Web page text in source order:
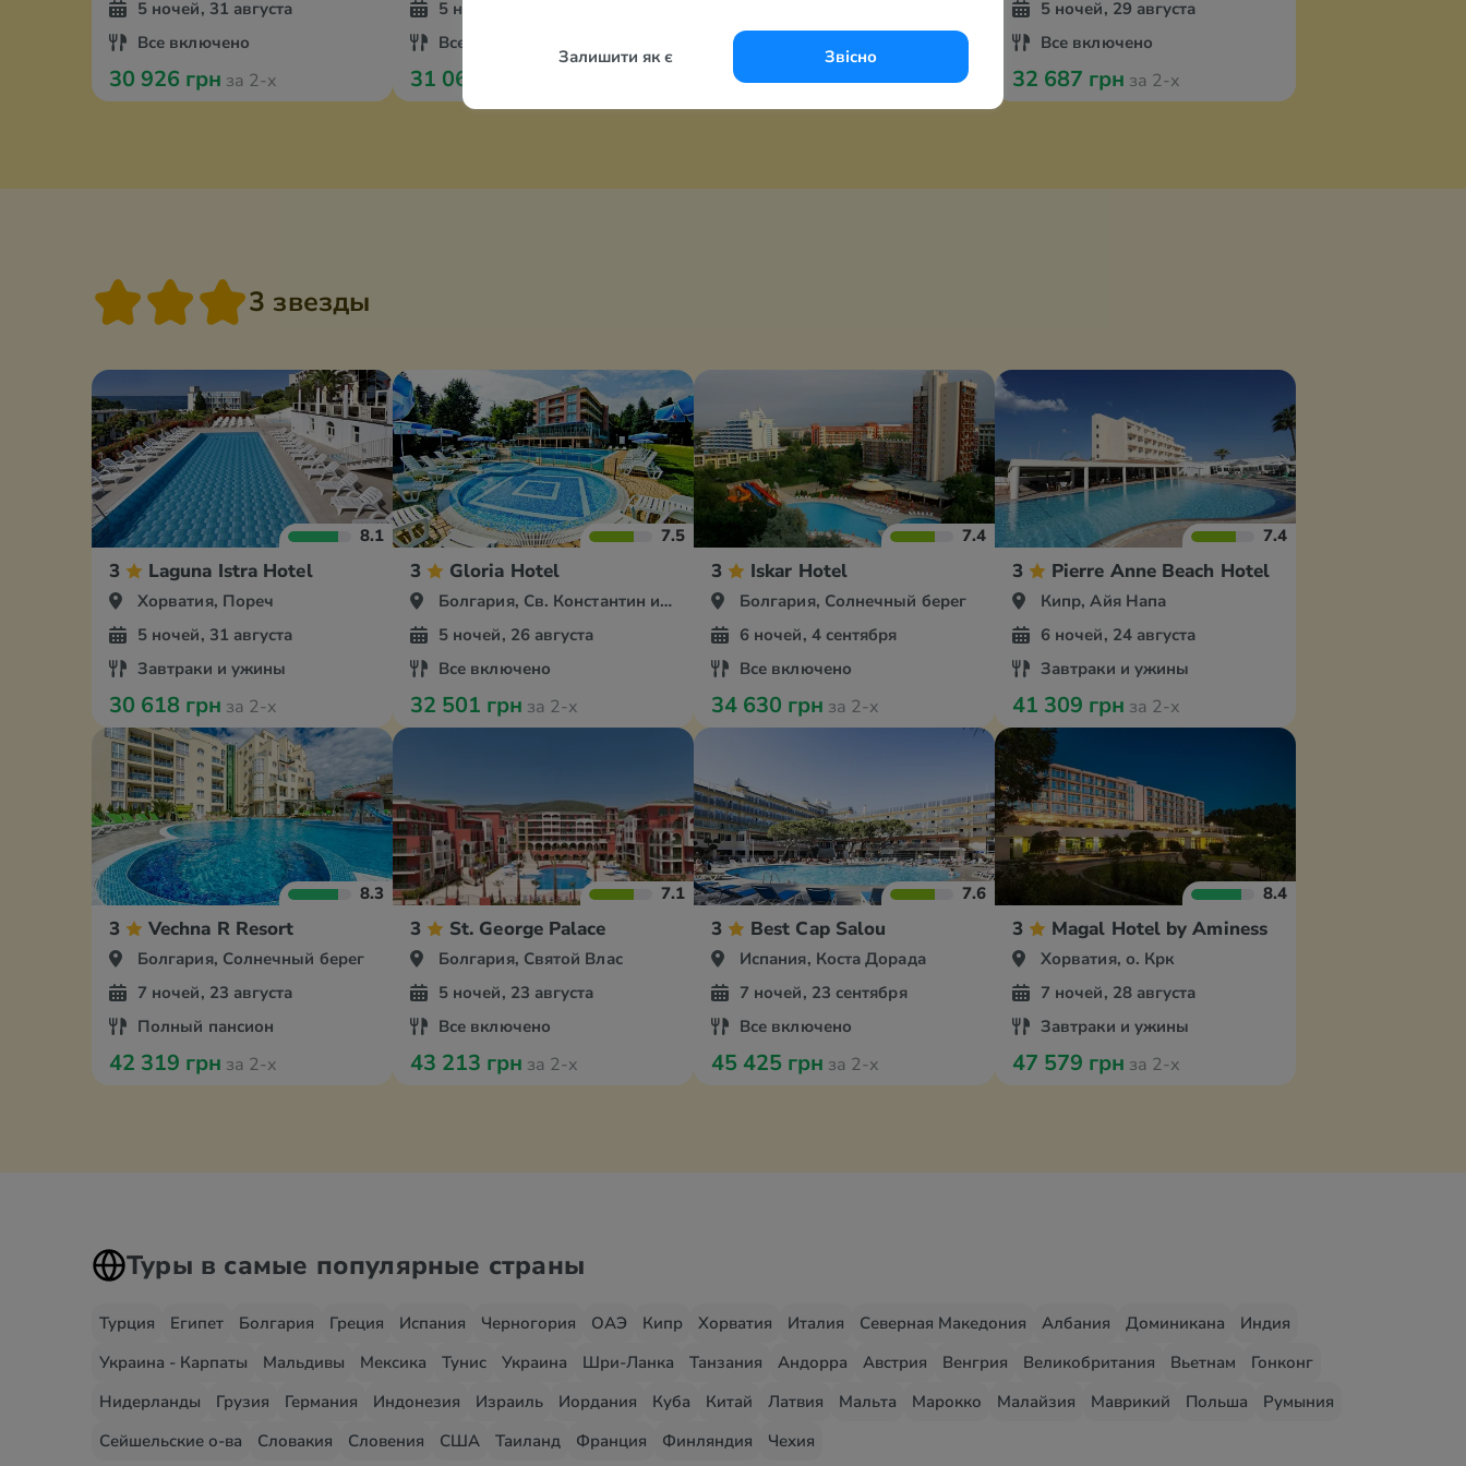
Залишити як є Звісно
5 ночей, 31 августа
Все включено
30 926 грн за 2-х
5 ночей, 29 августа
Все включено
31 060 грн 31 088 грнза 2-х
5 ночей, 29 августа
Все включено
32 687 грн за 2-х
3 звезды
8.1
3 Laguna Istra Hotel
Хорватия, Пореч
5 ночей, 31 августа
Завтраки и ужины
30 618 грн за 2-х
7.5
3 Gloria Hotel
Болгария, Св. Константин и Елена
5 ночей, 26 августа
Все включено
32 501 грн за 2-х
7.4
3 Iskar Hotel
Болгария, Солнечный берег
6 ночей, 4 сентября
Все включено
34 630 грн за 2-х
7.4
3 Pierre Anne Beach Hotel
Кипр, Айя Напа
6 ночей, 24 августа
Завтраки и ужины
41 309 грн за 2-х
8.3
3 Vechna R Resort
Болгария, Солнечный берег
7 ночей, 23 августа
Полный пансион
42 319 грн за 2-х
7.1
3 St. George Palace
Болгария, Святой Влас
5 ночей, 23 августа
Все включено
43 213 грн за 2-х
7.6
3 Best Cap Salou
Испания, Коста Дорада
7 ночей, 23 сентября
Все включено
45 425 грн за 2-х
8.4
3 Magal Hotel by Aminess
Хорватия, о. Крк
7 ночей, 28 августа
Завтраки и ужины
47 579 грн за 2-х
Туры в самые популярные страны
Турция Египет Болгария Греция Испания Черногория ОАЭ Кипр Хорватия Италия Северная Македония Албания Доминикана
Индия
Украина - Карпаты
Мальдивы Мексика Тунис Украина Шри-Ланка Танзания Андорра Австрия Венгрия Великобритания Вьетнам
Гонконг
Нидерланды
Грузия Германия Индонезия Израиль Иордания Куба Китай Латвия Мальта Марокко Малайзия Маврикий Польша
Румыния
Сейшельские о-ва
Словакия Словения США Таиланд Франция Финляндия Чехия